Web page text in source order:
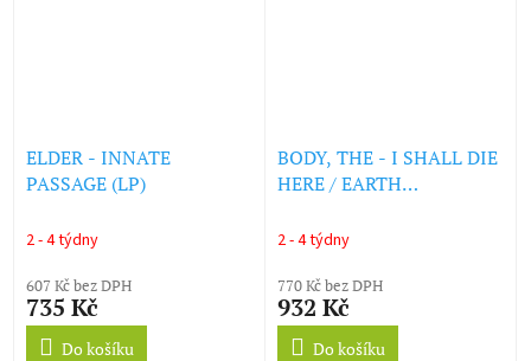
ELDER - INNATE
PASSAGE (LP)
2 - 4 týdny
607 Kč bez DPH
735 Kč
Do košíku
BODY, THE - I SHALL DIE
HERE / EARTH
VINYL) (LP)
2 - 4 týdny
770 Kč bez DPH
932 Kč
Do košíku